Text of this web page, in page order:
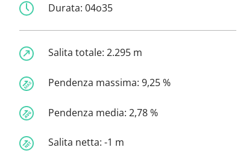
Durata: 04o35
Salita totale: 2.295 m
Pendenza massima: 9,25 %
Pendenza media: 2,78 %
Salita netta: -1 m